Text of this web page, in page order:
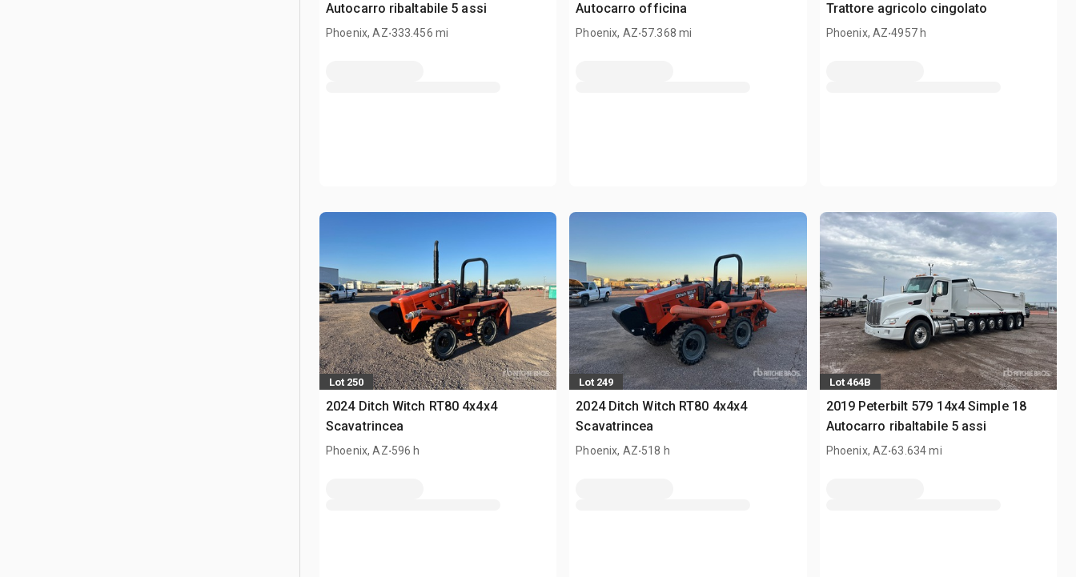
Autocarro ribaltabile 5 assi
Phoenix, AZ.333.456 mi
Autocarro officina
Phoenix, AZ.57.368 mi
Trattore agricolo cingolato
Phoenix, AZ.4957 h
Lot 250
2024 Ditch Witch RT80 4x4x4
Scavatrincea
Phoenix, AZ.596 h
Lot 249
2024 Ditch Witch RT80 4x4x4
Scavatrincea
Phoenix, AZ.518 h
Lot 464B
2019 Peterbilt 579 14x4 Simple 18
Autocarro ribaltabile 5 assi
Phoenix, AZ.63.634 mi